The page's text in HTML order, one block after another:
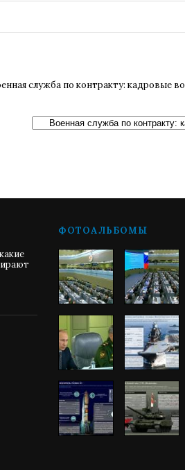
служба по контракту: кадровые
ФОТОАЛЬБОМЫ